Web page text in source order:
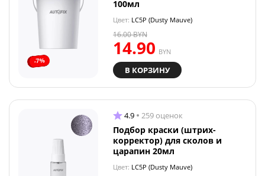
-7%
100мл
Цвет: LC5P (Dusty Mauve)
14.90 BYN
16.00BYN
В КОРЗИНУ
4.9 259 оценок
Подбор краски (штрих-
корректор) для сколов и
царапин 20мл
Цвет: LC5P (Dusty Mauve)